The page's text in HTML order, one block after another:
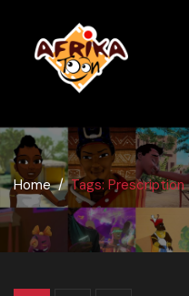
Home Tags: Prescription